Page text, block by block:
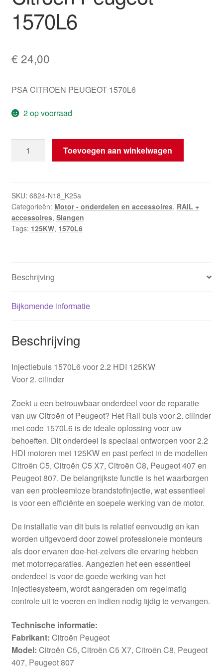
1570L6
€ 24,00
PSA CITROEN PEUGEOT 1570L6
2 op voorraad
Peugeot
1570L6
aantal
Toevoegen aan winkelwagen
SKU: 6824-N18_K25a
Categorieën: Motor - onderdelen en accessoires, RAIL +
accessoires, Slangen
Tags: 125KW, 1570L6
Beschrijving
Bijkomende informatie
Beschrijving
Injectiebuis 1570L6 voor 2.2 HDI 125KW
Voor 2. cilinder
Zoekt u een betrouwbaar onderdeel voor de reparatie
van uw Citroën of Peugeot? Het Rail buis voor 2. cilinder
met code 1570L6 is de ideale oplossing voor uw
behoeften. Dit onderdeel is speciaal ontworpen voor 2.2
HDI motoren met 125KW en past perfect in de modellen
Citroën C5, Citroën C5 X7, Citroën C8, Peugeot 407 en
Peugeot 807. De belangrijkste functie is het waarborgen
van een probleemloze brandstofinjectie, wat essentieel
is voor een efficiënte en soepele werking van de motor.
De installatie van dit buis is relatief eenvoudig en kan
worden uitgevoerd door zowel professionele monteurs
als door ervaren doe-het-zelvers die ervaring hebben
met motorreparaties. Aangezien het een essentieel
onderdeel is voor de goede werking van het
injectiesysteem, wordt aangeraden om regelmatig
controle uit te voeren en indien nodig tijdig te vervangen.
Technische informatie:
Fabrikant: Citroën Peugeot
Model: Citroën C5, Citroën C5 X7, Citroën C8, Peugeot
407, Peugeot 807